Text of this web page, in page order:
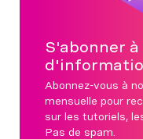
S'abonner
Abonnez-vous à
mensuelle pour
sur les tutoriels,
Pas de spam.